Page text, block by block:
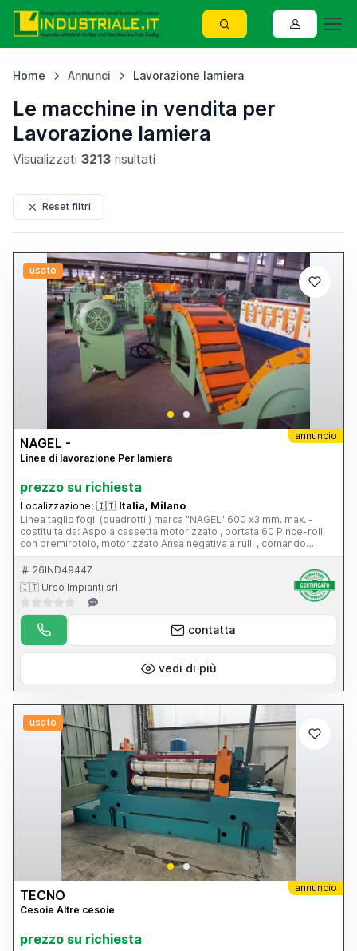
Home Annunci Lavorazione lamiera
Le macchine in vendita per
Lavorazione lamiera
Visualizzati 3213 risultati
Reset filtri
usato
annuncio
NAGEL -
Linee di lavorazione Per lamiera
prezzo su richiesta
Localizzazione: 🇮🇹 Italia, Milano
Linea taglio fogli (quadrotti ) marca "NAGEL" 600 x3 mm. max. -
costituita da: Aspo a cassetta motorizzato , portata 60 Pince-roll
con premirotolo, motorizzato Ansa negativa a rulli , comando
idraulico Introduttore a Spianatrice idraulica , di precisione con
comparatore, n.21 rulli diam.30 mm Gruppo di misura Cesoia
orientabile idraulica Rulliera Raccoglitore a forbice Pompa idraulica
35 Kw , per il comando della spianatrice, ansa e cesoia .
26IND49447
🇮🇹 Urso Impianti srl
contatta
vedi di più
usato
annuncio
TECNO
Cesoie Altre cesoie
prezzo su richiesta